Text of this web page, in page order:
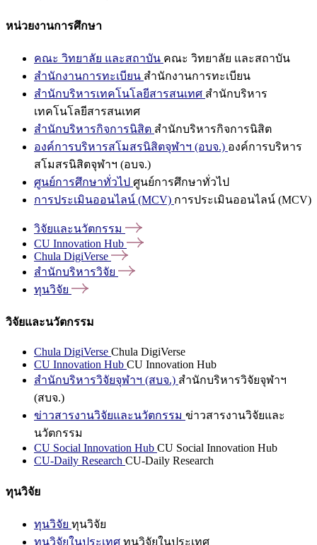
หน่วยงานการศึกษา
คณะ วิทยาลัย และสถาบัน คณะ วิทยาลัย และสถาบัน
สำนักงานการทะเบียน สำนักงานการทะเบียน
สำนักบริหารเทคโนโลยีสารสนเทศ สำนักบริหาร
เทคโนโลยีสารสนเทศ
สำนักบริหารกิจการนิสิต สำนักบริหารกิจการนิสิต
องค์การบริหารสโมสรนิสิตจุฬาฯ (อบจ.) องค์การบริหาร
สโมสรนิสิตจุฬาฯ (อบจ.)
ศูนย์การศึกษาทั่วไป ศูนย์การศึกษาทั่วไป
การประเมินออนไลน์ (MCV) การประเมินออนไลน์ (MCV)
วิจัยและนวัตกรรม
CU Innovation Hub
Chula DigiVerse
สำนักบริหารวิจัย
ทุนวิจัย
วิจัยและนวัตกรรม
Chula DigiVerse Chula DigiVerse
CU Innovation Hub CU Innovation Hub
สำนักบริหารวิจัยจุฬาฯ (สบจ.) สำนักบริหารวิจัยจุฬาฯ
(สบจ.)
ข่าวสารงานวิจัยและนวัตกรรม ข่าวสารงานวิจัยและ
นวัตกรรม
CU Social Innovation Hub CU Social Innovation Hub
CU-Daily Research CU-Daily Research
ทุนวิจัย
ทุนวิจัย ทุนวิจัย
ทุนวิจัยในประเทศ ทุนวิจัยในประเทศ